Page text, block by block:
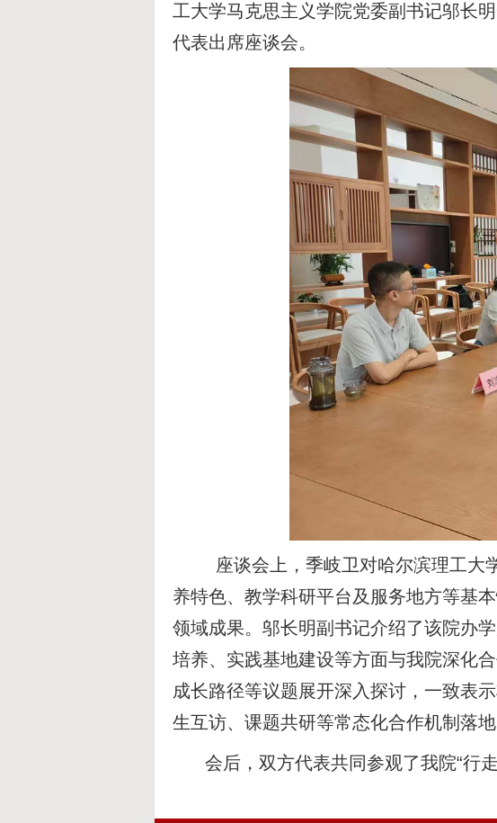
工大学马克思主义学院党委副书记邬长
代表出席座谈会。
座谈会上，季岐卫对哈尔滨理工大学
养特色、教学科研平台及服务地方等基
领域成果。邬长明副书记介绍了该院办
培养、实践基地建设等方面与我院深化
成长路径等议题展开深入探讨，一致表
生互访、课题共研等常态化合作机制落地
会后，双方代表共同参观了我院“行走